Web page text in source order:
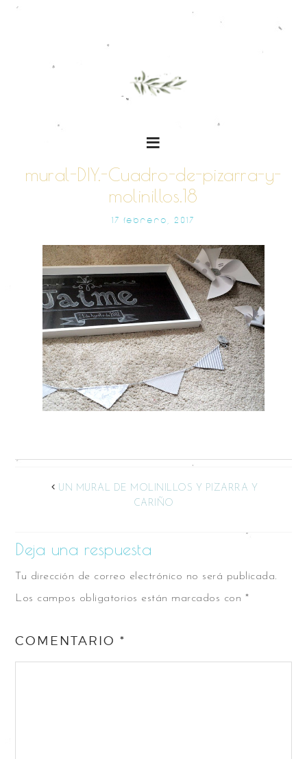
mural-DIY.-Cuadro-de-pizarra-y-
molinillos.18
17 FEBRERO, 2017
UN MURAL DE MOLINILLOS Y PIZARRA Y
CARIÑO
Deja una respuesta
Tu dirección de correo electrónico no será publicada.
Los campos obligatorios están marcados con *
COMENTARIO*